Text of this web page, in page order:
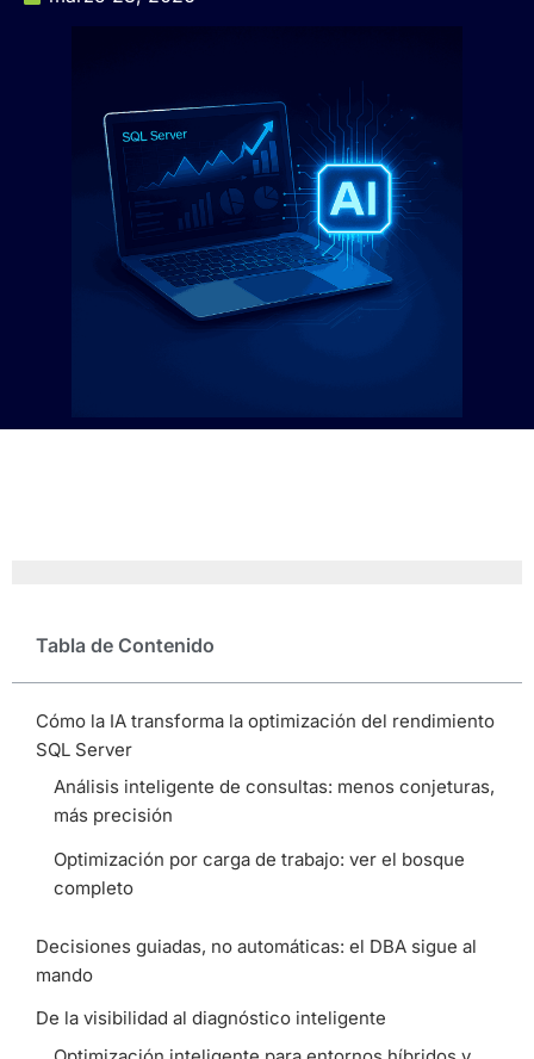
Tabla de Contenido
Cómo la IA transforma la optimización del rendimiento
SQL Server
Análisis inteligente de consultas: menos conjeturas,
más precisión
Optimización por carga de trabajo: ver el bosque
completo
Decisiones guiadas, no automáticas: el DBA sigue al
mando
De la visibilidad al diagnóstico inteligente